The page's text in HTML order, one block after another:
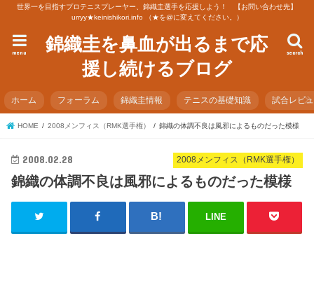
世界一を目指すプロテニスプレーヤー、錦織圭選手を応援しよう！ 【お問い合わせ先】
urryy★keinishikori.info （★を@に変えてください。）
錦織圭を鼻血が出るまで応
援し続けるブログ
search
menu
ホーム フォーラム 錦織圭情報 テニスの基礎知識 試合レビ
HOME 2008メンフィス（RMK選手権） 錦織の体調不良は風邪によるものだった模様
2008メンフィス（RMK選手権）
2008.02.28
錦織の体調不良は風邪によるものだった模様
LINE